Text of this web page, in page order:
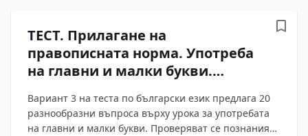
ТЕСТ. Прилагане на
правописната норма. Употреба
на главни и малки букви.
(Вариант 3)
Вариант 3 на теста по български език предлага 20
разнообразни въпроса върху урока за употребата
на главни и малки букви. Проверяват се познанията